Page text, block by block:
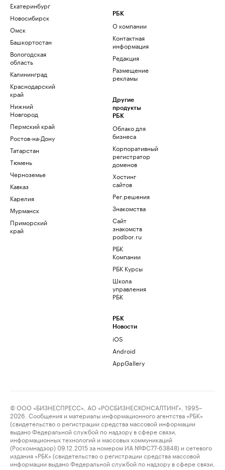
Екатеринбург
Новосибирск
Омск
Башкортостан
Вологодская
область
Калининград
Краснодарский
край
Нижний
Новгород
Пермский край
Ростов-на-Дону
Татарстан
Тюмень
Черноземье
Кавказ
Карелия
Мурманск
Приморский
край
РБК
О компании
Контактная
информация
Редакция
Размещение
рекламы
Другие
продукты
РБК
Облако для
бизнеса
Корпоративный
регистратор
доменов
Хостинг
сайтов
Рег.решения
Знакомства
Сайт
знакомств
podbor.ru
РБК
Компании
РБК Курсы
Школа
управления
РБК
РБК
Новости
iOS
Android
AppGallery
© ООО «БИЗНЕСПРЕСС», АО «РОСБИЗНЕСКОНСАЛТИНГ», 1995–
2026. Сообщения и материалы информационного агентства «РБК»
(свидетельство о регистрации средства массовой информации
выдано Федеральной службой по надзору в сфере связи,
информационных технологий и массовых коммуникаций
(Роскомнадзор) 09.12.2015 за номером ИА №ФС77-63848) и сетевого
издания «РБК» (свидетельство о регистрации средства массовой
информации выдано Федеральной службой по надзору в сфере связи,